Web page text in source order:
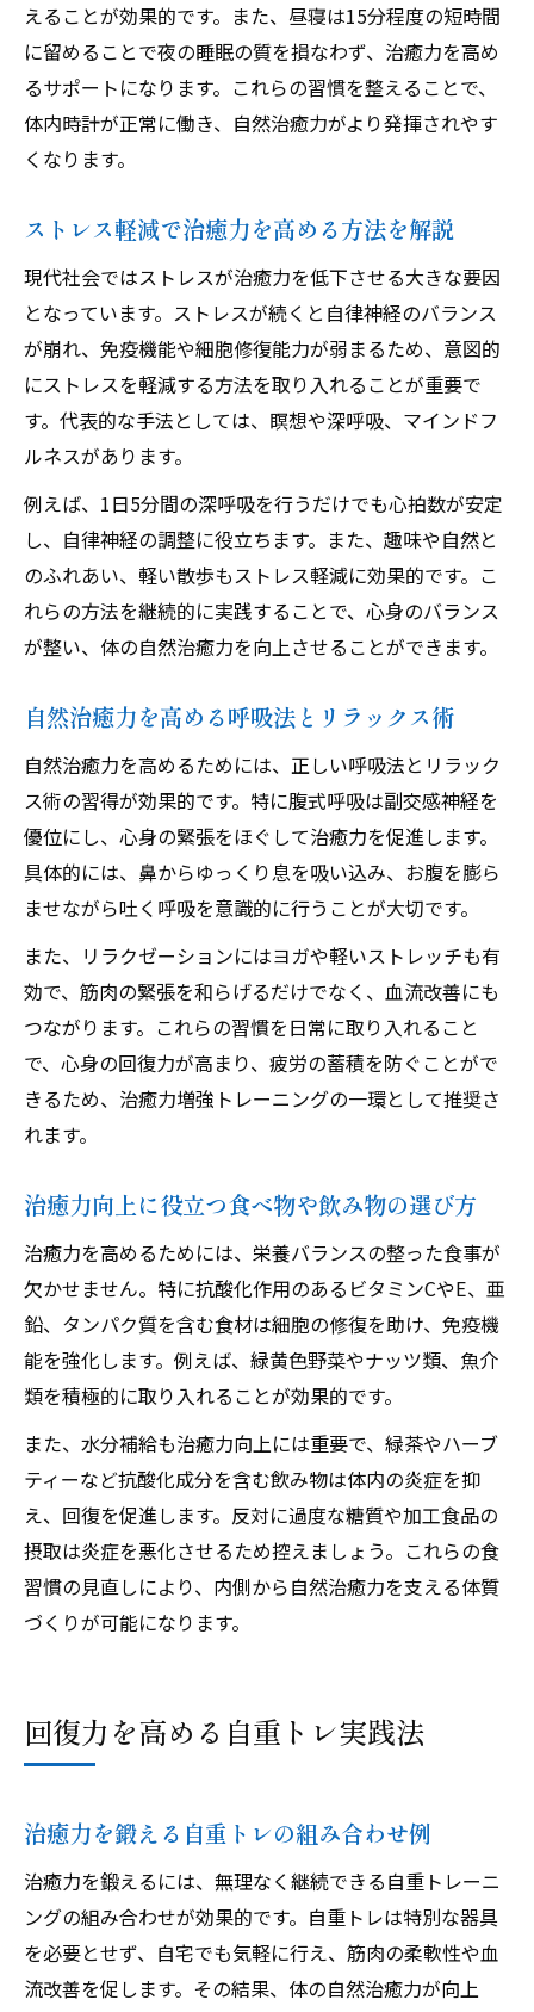
治癒力アップのための目標設定方法とは
疲労時でも続けやすい治癒力強化の工夫
治癒力を守るフォームと休息の取り方
身体の回復力を引き出す新習慣
治癒力アップのための朝晩ルーティン例
回復力と治癒力を両立する行動パターン
治癒力向上のためのストレス対策実践法
生活の中で治癒力を感じる瞬間を増やす
えることが効果的です。また、昼寝は15分程度の短時間
に留めることで夜の睡眠の質を損なわず、治癒力を高め
るサポートになります。これらの習慣を整えることで、
体内時計が正常に働き、自然治癒力がより発揮されやす
くなります。
ストレス軽減で治癒力を高める方法を解説
現代社会ではストレスが治癒力を低下させる大きな要因
となっています。ストレスが続くと自律神経のバランス
が崩れ、免疫機能や細胞修復能力が弱まるため、意図的
にストレスを軽減する方法を取り入れることが重要で
す。代表的な手法としては、瞑想や深呼吸、マインドフ
ルネスがあります。
例えば、1日5分間の深呼吸を行うだけでも心拍数が安定
し、自律神経の調整に役立ちます。また、趣味や自然と
のふれあい、軽い散歩もストレス軽減に効果的です。こ
れらの方法を継続的に実践することで、心身のバランス
が整い、体の自然治癒力を向上させることができます。
自然治癒力を高める呼吸法とリラックス術
自然治癒力を高めるためには、正しい呼吸法とリラック
ス術の習得が効果的です。特に腹式呼吸は副交感神経を
優位にし、心身の緊張をほぐして治癒力を促進します。
具体的には、鼻からゆっくり息を吸い込み、お腹を膨ら
ませながら吐く呼吸を意識的に行うことが大切です。
また、リラクゼーションにはヨガや軽いストレッチも有
効で、筋肉の緊張を和らげるだけでなく、血流改善にも
つながります。これらの習慣を日常に取り入れること
で、心身の回復力が高まり、疲労の蓄積を防ぐことがで
きるため、治癒力増強トレーニングの一環として推奨さ
れます。
治癒力向上に役立つ食べ物や飲み物の選び方
治癒力を高めるためには、栄養バランスの整った食事が
欠かせません。特に抗酸化作用のあるビタミンCやE、亜
鉛、タンパク質を含む食材は細胞の修復を助け、免疫機
能を強化します。例えば、緑黄色野菜やナッツ類、魚介
類を積極的に取り入れることが効果的です。
また、水分補給も治癒力向上には重要で、緑茶やハーブ
ティーなど抗酸化成分を含む飲み物は体内の炎症を抑
え、回復を促進します。反対に過度な糖質や加工食品の
摂取は炎症を悪化させるため控えましょう。これらの食
習慣の見直しにより、内側から自然治癒力を支える体質
づくりが可能になります。
回復力を高める自重トレ実践法
治癒力を鍛える自重トレの組み合わせ例
治癒力を鍛えるには、無理なく継続できる自重トレーニ
ングの組み合わせが効果的です。自重トレは特別な器具
を必要とせず、自宅でも気軽に行え、筋肉の柔軟性や血
流改善を促します。その結果、体の自然治癒力が向上